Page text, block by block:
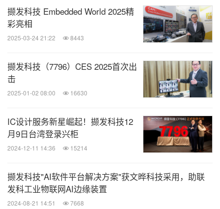
撷发科技 Embedded World 2025精
彩亮相
2025-03-24 21:22 8443
撷发科技（7796）CES 2025首次出
击
2025-01-02 08:00 16630
IC设计服务新星崛起！撷发科技12
月9日台湾登录兴柜
2024-12-11 14:36 15214
撷发科技"AI软件平台解决方案"获文晔科技采用，助联
发科工业物联网AI边缘装置
2024-08-21 14:51 7668